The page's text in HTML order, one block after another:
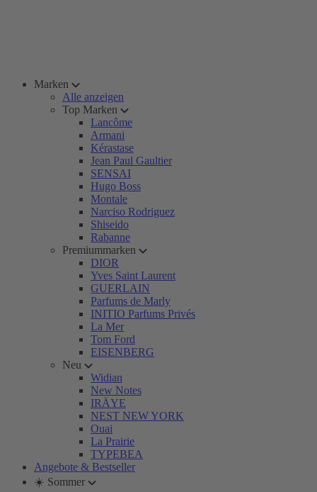
Marken
Alle anzeigen
Top Marken
Lancôme
Armani
Kérastase
Jean Paul Gaultier
SENSAI
Hugo Boss
Montale
Narciso Rodriguez
Shiseido
Rabanne
Premiummarken
DIOR
Yves Saint Laurent
GUERLAIN
Parfums de Marly
INITIO Parfums Privés
La Mer
Tom Ford
EISENBERG
Neu
Widian
New Notes
IRÄYE
NEST NEW YORK
Ouai
La Prairie
TYPEBEA
Angebote & Bestseller
☀️ Sommer